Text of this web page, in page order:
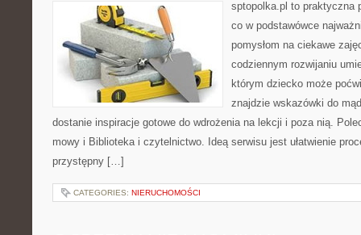
sptopolka.pl to praktyczna
co w podstawówce
pomysłom na ciekawe
codziennym rozwijaniu
którym dziecko może
znajdzie wskazówki do
dostanie inspiracje gotowe do wdrożenia na lekcji i poza nią.
mowy i Biblioteka i czytelnictwo. Ideą serwisu jest ułatwienie
przystępny […]
CATEGORIES: NIERUCHOMOŚCI